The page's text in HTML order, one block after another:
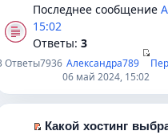
б
щ
е
н
ю
н
о
м
у
о
о
р
о
ч
и
а
н
р
в
о
м
н
е
е
й
и
к
Последнее сообщение
15:02
Ответы: 3
Ответы7936 Александра789
06 май 2024, 15:02
Какой хостинг